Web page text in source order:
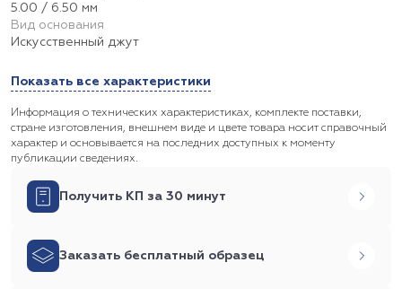
5.00 / 6.50 мм
Вид основания
Искусственный джут
Показать все характеристики
Информация о технических характеристиках, комплекте поставки,
стране изготовления, внешнем виде и цвете товара носит справочный
характер и основывается на последних доступных к моменту
публикации сведениях.
Получить КП за 30 минут
Заказать бесплатный образец